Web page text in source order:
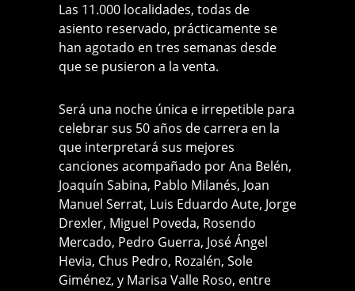
Las 11.000 localidades, todas de
asiento reservado, prácticamente se
han agotado en tres semanas desde
que se pusieron a la venta.
Será una noche única e irrepetible para
celebrar sus 50 años de carrera en la
que interpretará sus mejores
canciones acompañado por Ana Belén,
Joaquín Sabina, Pablo Milanés, Joan
Manuel Serrat, Luis Eduardo Aute, Jorge
Drexler, Miguel Poveda, Rosendo
Mercado, Pedro Guerra, José Ángel
Hevia, Chus Pedro, Rozalén, Sole
Giménez, y Marisa Valle Roso, entre